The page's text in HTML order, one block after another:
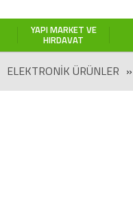
YAPI MARKET VE
HIRDAVAT
ELEKTRONIK ÜRÜNLER »